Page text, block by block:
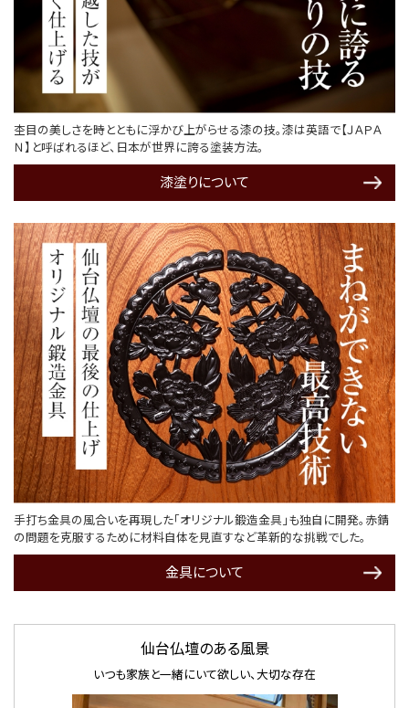
杢目の美しさを時とともに浮かび上がらせる漆の技。漆は英語で【ＪＡＰＡ
Ｎ】と呼ばれるほど、日本が世界に誇る塗装方法。
漆塗りについて
手打ち金具の風合いを再現した「オリジナル鍛造金具」も独自に開発。赤錆
の問題を克服するために材料自体を見直すなど革新的な挑戦でした。
金具について
仙台仏壇のある風景
いつも家族と一緒にいて欲しい、大切な存在